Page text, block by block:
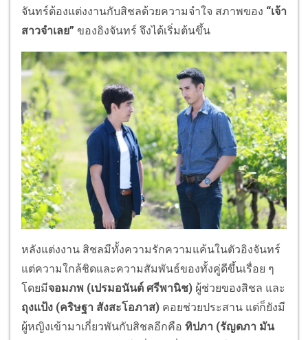
จันทร์ต้องแต่งงานกับสิชลด้วยความจำใจ สภาพของ “เจ้า
สาวจำเลย” ของอิงจันทร์ จึงได้เริ่มต้นขึ้น
หลังแต่งงาน สิชลมีทั้งความรักความแค้นในตัวอิงจันทร์
แต่ความใกล้ชิดและความสัมพันธ์ของทั้งคู่ดีขึ้นเรื่อย ๆ
โดยมีจอมภพ (เปรมอนันต์ ศรีพานิช) ผู้ช่วยของสิชล และ
ถุงแป้ง (คริษฐา สังสะโอภาส) คอยช่วยประสาน แต่ก็ยังมี
ผู้หญิงเข้ามาเกี่ยวพันกับสิชลอีกคือ ทิปภา (รัญดภา มัน